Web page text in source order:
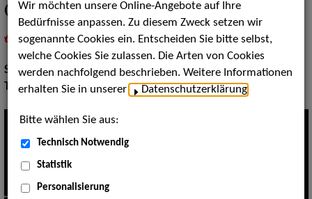
Carlos Aller und Cecilia Bartolino
als PDF speichern
inMeine Merklistelegen
Show Acts:Tanz
Tanz:Street Dance
Wir möchten unsere Online-Angebote auf Ihre
Bedürfnisse anpassen. Zu diesem Zweck setzen wir
sogenannte Cookies ein. Entscheiden Sie bitte selbst,
welche Cookies Sie zulassen. Die Arten von Cookies
werden nachfolgend beschrieben. Weitere Informationen
erhalten Sie in unserer
Datenschutzerklärung
Bitte wählen Sie aus:
Technisch Notwendig
Statistik
Personalisierung